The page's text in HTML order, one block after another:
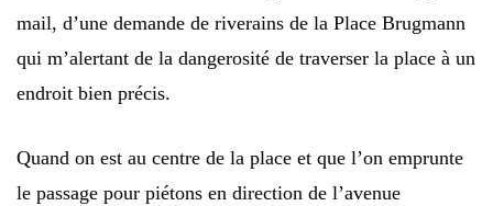
mail, d’une demande de riverains de la Place Brugmann
qui m’alertant de la dangerosité de traverser la place à un
endroit bien précis.
Quand on est au centre de la place et que l’on emprunte
le passage pour piétons en direction de l’avenue